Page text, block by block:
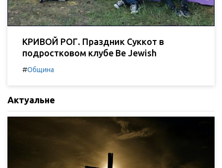
КРИВОЙ РОГ. Праздник Суккот в
подростковом клубе Be Jewish
#Община
Актуальне